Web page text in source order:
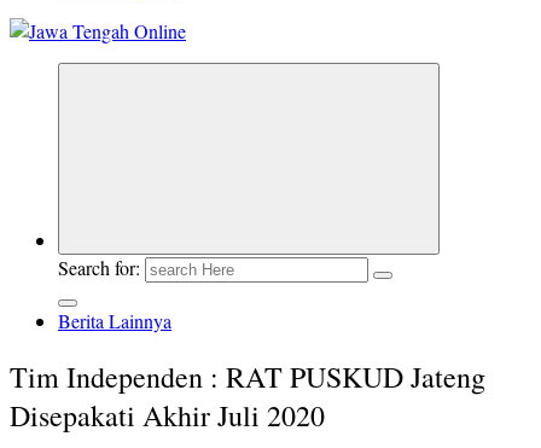
Search for:
Berita Lainnya
Tim Independen : RAT PUSKUD Jateng
Disepakati Akhir Juli 2020